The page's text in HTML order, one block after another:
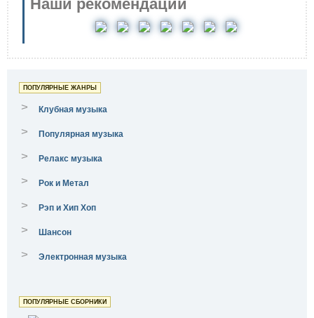
Наши рекомендации
ПОПУЛЯРНЫЕ ЖАНРЫ
> Клубная музыка
> Популярная музыка
> Релакс музыка
> Рок и Метал
> Рэп и Хип Хоп
> Шансон
> Электронная музыка
ПОПУЛЯРНЫЕ СБОРНИКИ